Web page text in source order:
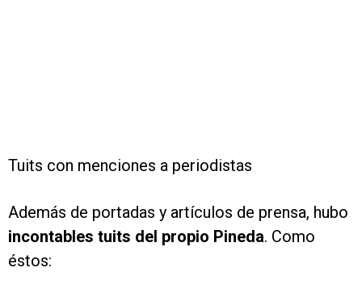
Tuits con menciones a periodistas
Además de portadas y artículos de prensa, hubo
incontables tuits del propio Pineda. Como
éstos: